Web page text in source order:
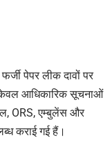
पेपर लीक दावों पर
केवल आधिकारिक सूचनाओं
ORS, एम्बुलेंस और
कराई गई हैं।